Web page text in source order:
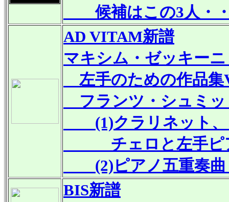
候補はこの3人・・
AD VITAM新譜
マキシム・ゼッキー
左手のための作品集
フランツ・シュミッ
(1)クラリネット、
チェロと左手ピア
(2)ピアノ五重奏曲
BIS新譜